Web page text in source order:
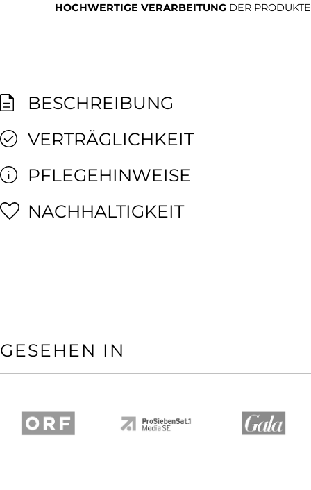
HOCHWERTIGE VERARBEITUNG DER PRODUKTE
BESCHREIBUNG
VERTRÄGLICHKEIT
PFLEGEHINWEISE
NACHHALTIGKEIT
GESEHEN IN